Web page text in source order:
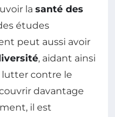
la santé des
études
peut aussi avoir
, aidant ainsi
lutter contre le
davantage
il est